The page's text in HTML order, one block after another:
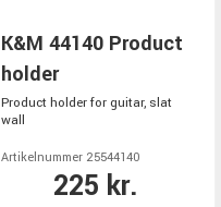
K&M 44140 Product
holder
Product holder for guitar, slat
wall
Artikelnummer 25544140
225 kr.